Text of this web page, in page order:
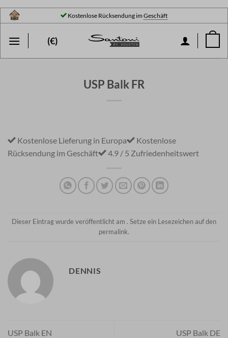
Zum
Inhalt
springen
Kostenlose Rücksendung im Geschäft
(€)
USP Balk FR
Kostenlose Lieferung in Europa
Kostenlose
Rücksendung im Geschäft 4.9 / 5 Zufriedenheitswert
Dieser Eintrag wurde veröffentlicht am . Setze ein Lesezeichen auf den
permalink.
DENNIS
USP Balk EN USP Balk DE